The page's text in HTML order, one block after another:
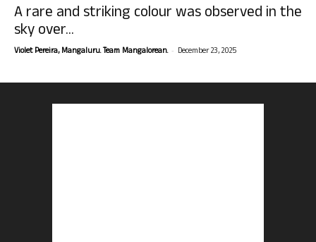
A rare and striking colour was observed in the
sky over...
Violet Pereira, Mangaluru. Team Mangalorean. - December 23, 2025